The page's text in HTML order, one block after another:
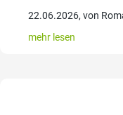
22.06.2026, von
mehr lesen